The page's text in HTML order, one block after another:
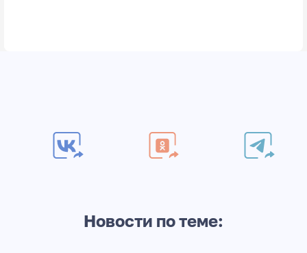
Новости по теме: